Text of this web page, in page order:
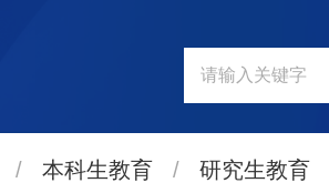
/ 本科生教育 / 研究生教育